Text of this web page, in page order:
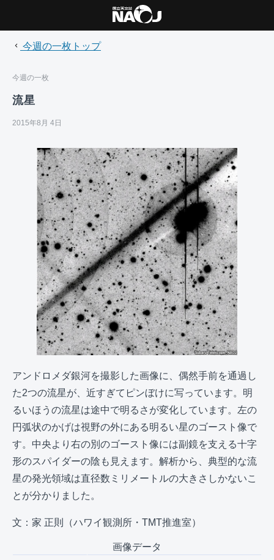
今週の一枚トップ
今週の一枚
流星
2015年8月 4日
アンドロメダ銀河を撮影した画像に、偶然手前を通過し
た2つの流星が、近すぎてピンぼけに写っています。明
るいほうの流星は途中で明るさが変化しています。左の
円弧状のかげは視野の外にある明るい星のゴースト像で
す。中央より右の別のゴースト像には副鏡を支える十字
形のスパイダーの陰も見えます。解析から、典型的な流
星の発光領域は直径数ミリメートルの大きさしかないこ
とが分かりました。
文：家 正則（ハワイ観測所・TMT推進室）
画像データ